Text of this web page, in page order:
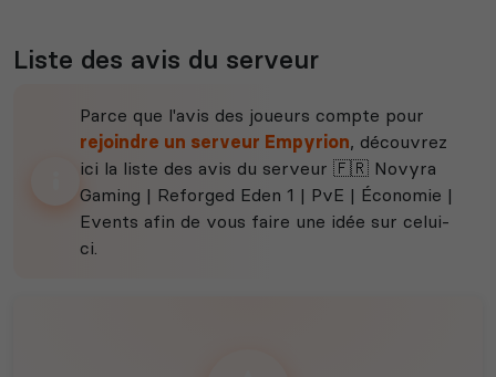
Liste des avis du serveur
Parce que l'avis des joueurs compte pour
rejoindre un serveur Empyrion, découvrez
ici la liste des avis du serveur 🇫🇷 Novyra
Gaming | Reforged Eden 1 | PvE | Économie |
Events afin de vous faire une idée sur celui-
ci.